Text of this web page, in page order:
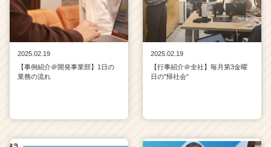
2025.02.19
【事例紹介＠開発事業部】1日の
業務の流れ
2025.02.19
【行事紹介＠全社】毎月第3金曜
日の"帰社会"